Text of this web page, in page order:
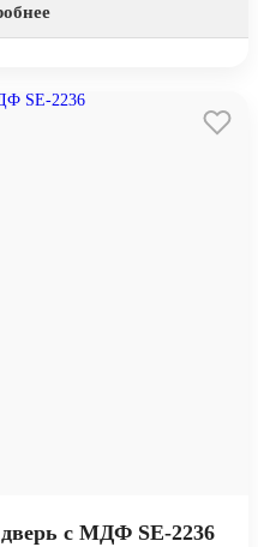
дверь с МДФ SE-2236